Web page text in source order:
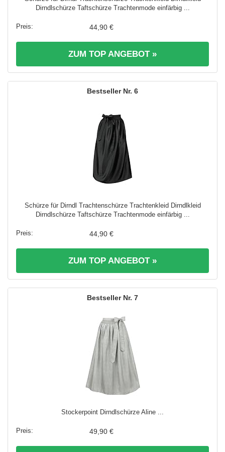
Dirndlschürze Taftschürze Trachtenmode einfärbig ...
44,90 €
ZUM TOP ANGEBOT »
6
Schürze für Dirndl Trachtenschürze Trachtenkleid Dirndlkleid
Dirndlschürze Taftschürze Trachtenmode einfärbig ...
44,90 €
ZUM TOP ANGEBOT »
7
Stockerpoint Dirndlschürze Aline ...
49,90 €